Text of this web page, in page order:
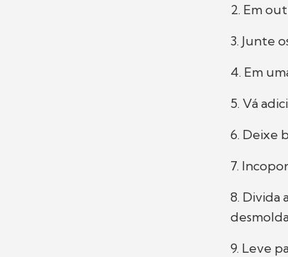
2. Em
3. Junte
4. Em
5. Vá
6. Deixe
7.
8. Divida
9. Leve